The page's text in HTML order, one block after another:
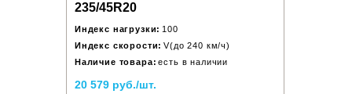
235/45R20
Индекс нагрузки: 100
Индекс скорости: V(до 240 км/ч)
Наличие товара: есть в наличии
20 579 руб./шт.